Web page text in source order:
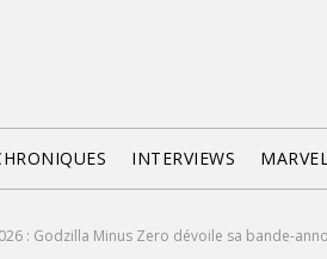
INTERVIEWS
: Godzilla Minus Zero dévoile sa bande-